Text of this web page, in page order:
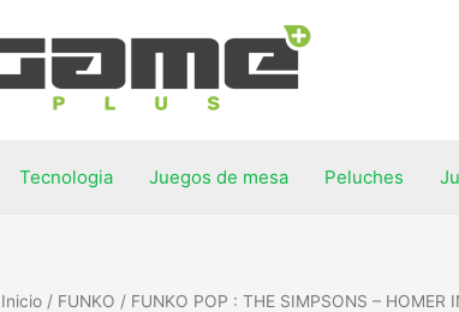
Tecnologia Juegos de mesa Peluches
Inicio / FUNKO / FUNKO POP : THE SIMPSONS – HOMER